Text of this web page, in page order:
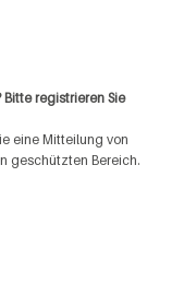
registrieren Sie
eine Mitteilung von
geschützten Bereich.